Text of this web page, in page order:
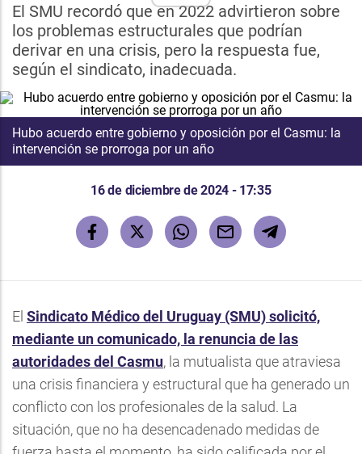
El SMU recordó que en 2022 advirtieron sobre
los problemas estructurales que podrían
derivar en una crisis, pero la respuesta fue,
según el sindicato, inadecuada.
Hubo acuerdo entre gobierno y oposición por el Casmu: la
intervención se prorroga por un año
16 de diciembre de 2024 - 17:35
El Sindicato Médico del Uruguay (SMU) solicitó,
mediante un comunicado, la renuncia de las
autoridades del Casmu, la mutualista que atraviesa
una crisis financiera y estructural que ha generado un
conflicto con los profesionales de la salud. La
situación, que no ha desencadenado medidas de